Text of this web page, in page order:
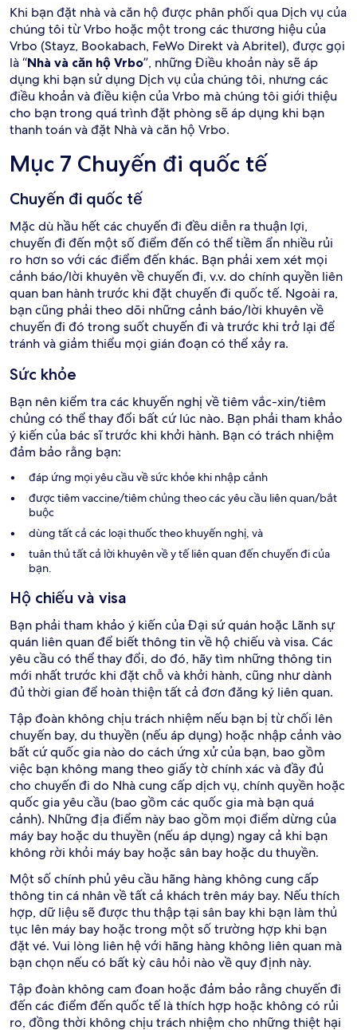
Khi bạn đặt nhà và căn hộ được phân phối qua Dịch vụ của
chúng tôi từ Vrbo hoặc một trong các thương hiệu của
Vrbo (Stayz, Bookabach, FeWo Direkt và Abritel), được gọi
là “Nhà và căn hộ Vrbo”, những Điều khoản này sẽ áp
dụng khi bạn sử dụng Dịch vụ của chúng tôi, nhưng các
điều khoản và điều kiện của Vrbo mà chúng tôi giới thiệu
cho bạn trong quá trình đặt phòng sẽ áp dụng khi bạn
thanh toán và đặt Nhà và căn hộ Vrbo.
Mục 7 Chuyến đi quốc tế
Chuyến đi quốc tế
Mặc dù hầu hết các chuyến đi đều diễn ra thuận lợi,
chuyến đi đến một số điểm đến có thể tiềm ẩn nhiều rủi
ro hơn so với các điểm đến khác. Bạn phải xem xét mọi
cảnh báo/lời khuyên về chuyến đi, v.v. do chính quyền liên
quan ban hành trước khi đặt chuyến đi quốc tế. Ngoài ra,
bạn cũng phải theo dõi những cảnh báo/lời khuyên về
chuyến đi đó trong suốt chuyến đi và trước khi trở lại để
tránh và giảm thiểu mọi gián đoạn có thể xảy ra.
Sức khỏe
Bạn nên kiểm tra các khuyến nghị về tiêm vắc-xin/tiêm
chủng có thể thay đổi bất cứ lúc nào. Bạn phải tham khảo
ý kiến của bác sĩ trước khi khởi hành. Bạn có trách nhiệm
đảm bảo rằng bạn:
đáp ứng mọi yêu cầu về sức khỏe khi nhập cảnh
được tiêm vaccine/tiêm chủng theo các yêu cầu liên quan/bắt
buộc
dùng tất cả các loại thuốc theo khuyến nghị, và
tuân thủ tất cả lời khuyên về y tế liên quan đến chuyến đi của
bạn.
Hộ chiếu và visa
Bạn phải tham khảo ý kiến của Đại sứ quán hoặc Lãnh sự
quán liên quan để biết thông tin về hộ chiếu và visa. Các
yêu cầu có thể thay đổi, do đó, hãy tìm những thông tin
mới nhất trước khi đặt chỗ và khởi hành, cũng như dành
đủ thời gian để hoàn thiện tất cả đơn đăng ký liên quan.
Tập đoàn không chịu trách nhiệm nếu bạn bị từ chối lên
chuyến bay, du thuyền (nếu áp dụng) hoặc nhập cảnh vào
bất cứ quốc gia nào do cách ứng xử của bạn, bao gồm
việc bạn không mang theo giấy tờ chính xác và đầy đủ
cho chuyến đi do Nhà cung cấp dịch vụ, chính quyền hoặc
quốc gia yêu cầu (bao gồm các quốc gia mà bạn quá
cảnh). Những địa điểm này bao gồm mọi điểm dừng của
máy bay hoặc du thuyền (nếu áp dụng) ngay cả khi bạn
không rời khỏi máy bay hoặc sân bay hoặc du thuyền.
Một số chính phủ yêu cầu hãng hàng không cung cấp
thông tin cá nhân về tất cả khách trên máy bay. Nếu thích
hợp, dữ liệu sẽ được thu thập tại sân bay khi bạn làm thủ
tục lên máy bay hoặc trong một số trường hợp khi bạn
đặt vé. Vui lòng liên hệ với hãng hàng không liên quan mà
bạn chọn nếu có bất kỳ câu hỏi nào về quy định này.
Tập đoàn không cam đoan hoặc đảm bảo rằng chuyến đi
đến các điểm đến quốc tế là thích hợp hoặc không có rủi
ro, đồng thời không chịu trách nhiệm cho những thiệt hại